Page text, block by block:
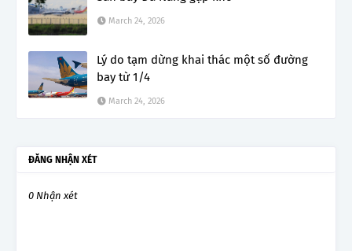
March 24, 2026
Lý do tạm dừng khai thác một số đường
bay từ 1/4
March 24, 2026
ĐĂNG NHẬN XÉT
0 Nhận xét